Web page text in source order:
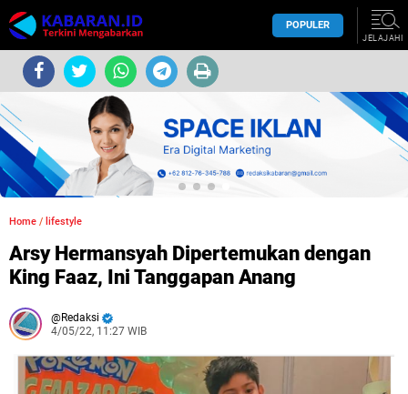
POPULER
JELAJAHI
Home / lifestyle
Arsy Hermansyah Dipertemukan dengan
King Faaz, Ini Tanggapan Anang
Redaksi
4/05/22, 11:27 WIB